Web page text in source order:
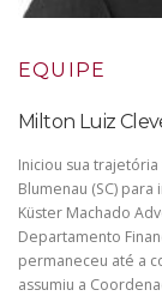
EQUIPE
Milton Luiz
Iniciou sua
Blumenau (SC)
Küster Machado
Departamento
permaneceu até a
assumiu a